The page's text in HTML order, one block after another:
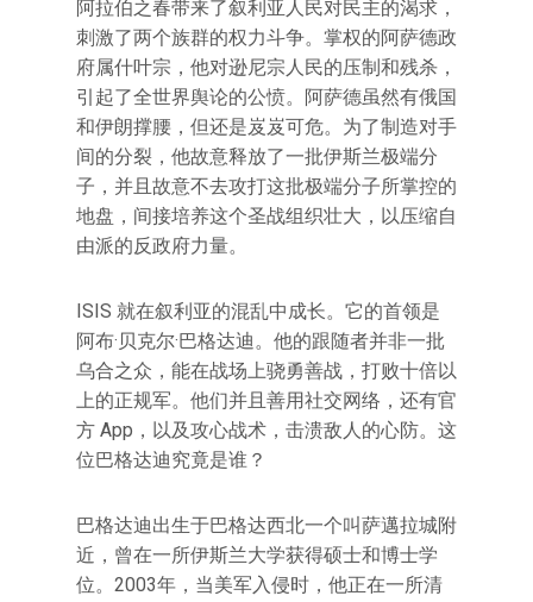
阿拉伯之春带来了叙利亚人民对民主的渴求，
刺激了两个族群的权力斗争。掌权的阿萨德政
府属什叶宗，他对逊尼宗人民的压制和残杀，
引起了全世界舆论的公愤。阿萨德虽然有俄国
和伊朗撑腰，但还是岌岌可危。为了制造对手
间的分裂，他故意释放了一批伊斯兰极端分
子，并且故意不去攻打这批极端分子所掌控的
地盘，间接培养这个圣战组织壮大，以压缩自
由派的反政府力量。
ISIS 就在叙利亚的混乱中成长。它的首领是
阿布·贝克尔·巴格达迪。他的跟随者并非一批
乌合之众，能在战场上骁勇善战，打败十倍以
上的正规军。他们并且善用社交网络，还有官
方 App，以及攻心战术，击溃敌人的心防。这
位巴格达迪究竟是谁？
巴格达迪出生于巴格达西北一个叫萨邁拉城附
近，曾在一所伊斯兰大学获得硕士和博士学
位。2003年，当美军入侵时，他正在一所清